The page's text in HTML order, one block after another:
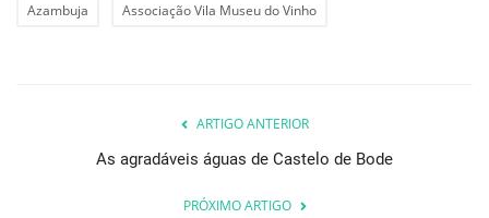
Azambuja Associação Vila Museu do Vinho
ARTIGO ANTERIOR
As agradáveis águas de Castelo de Bode
PRÓXIMO ARTIGO